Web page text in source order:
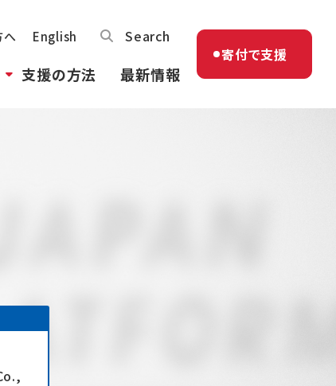
へ English Search
支援の方法 最新情報
寄付で支援